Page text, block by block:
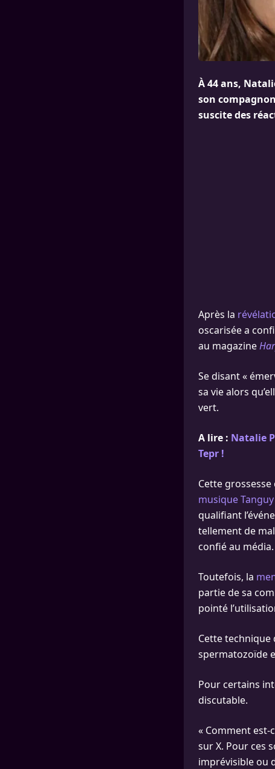
À 44 ans,
son
suscite des
Après la
oscarisée a
au magazine
Se disant «
sa vie alors
vert.
A lire : Natalie
Tepr !
Cette
musique
qualifiant
tellement de
confié au média.
Toutefois, la
partie de sa
pointé
Cette
spermatozoïde
Pour certains
discutable.
« Comment est-
sur X. Pour ces
imprévisible ou